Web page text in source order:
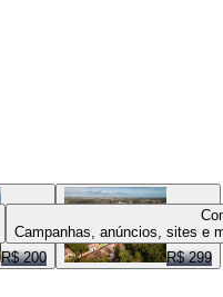
R$ 200 R$ 299
Campanhas, anúncios, sites e